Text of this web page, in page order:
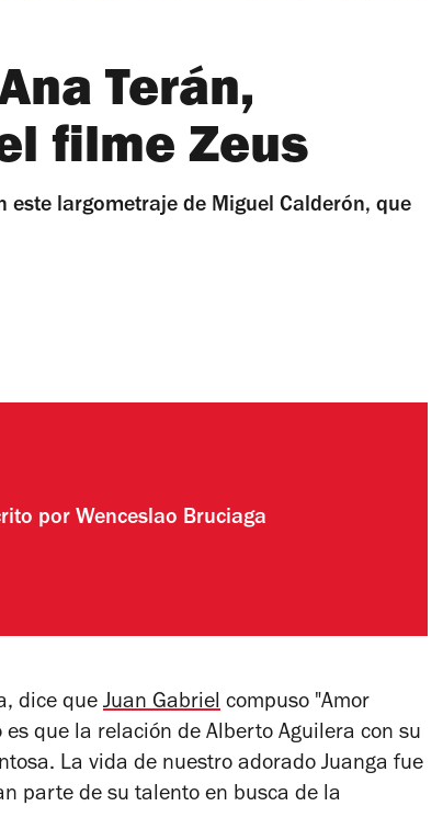
Terán,
filme Zeus
largometraje de Miguel Calderón, que
por Wenceslao Bruciaga
dice que Juan Gabriel compuso "Amor
que la relación de Alberto Aguilera con su
La vida de nuestro adorado Juanga fue
parte de su talento en busca de la